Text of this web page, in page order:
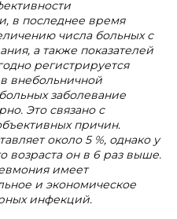
в последнее время
числа больных с
а также показателей
регистрируется
внебольничной
заболевание
Это связано с
причин.
около 5 %, однако у
возраста он в 6 раз выше.
имеет
и экономическое
инфекций.